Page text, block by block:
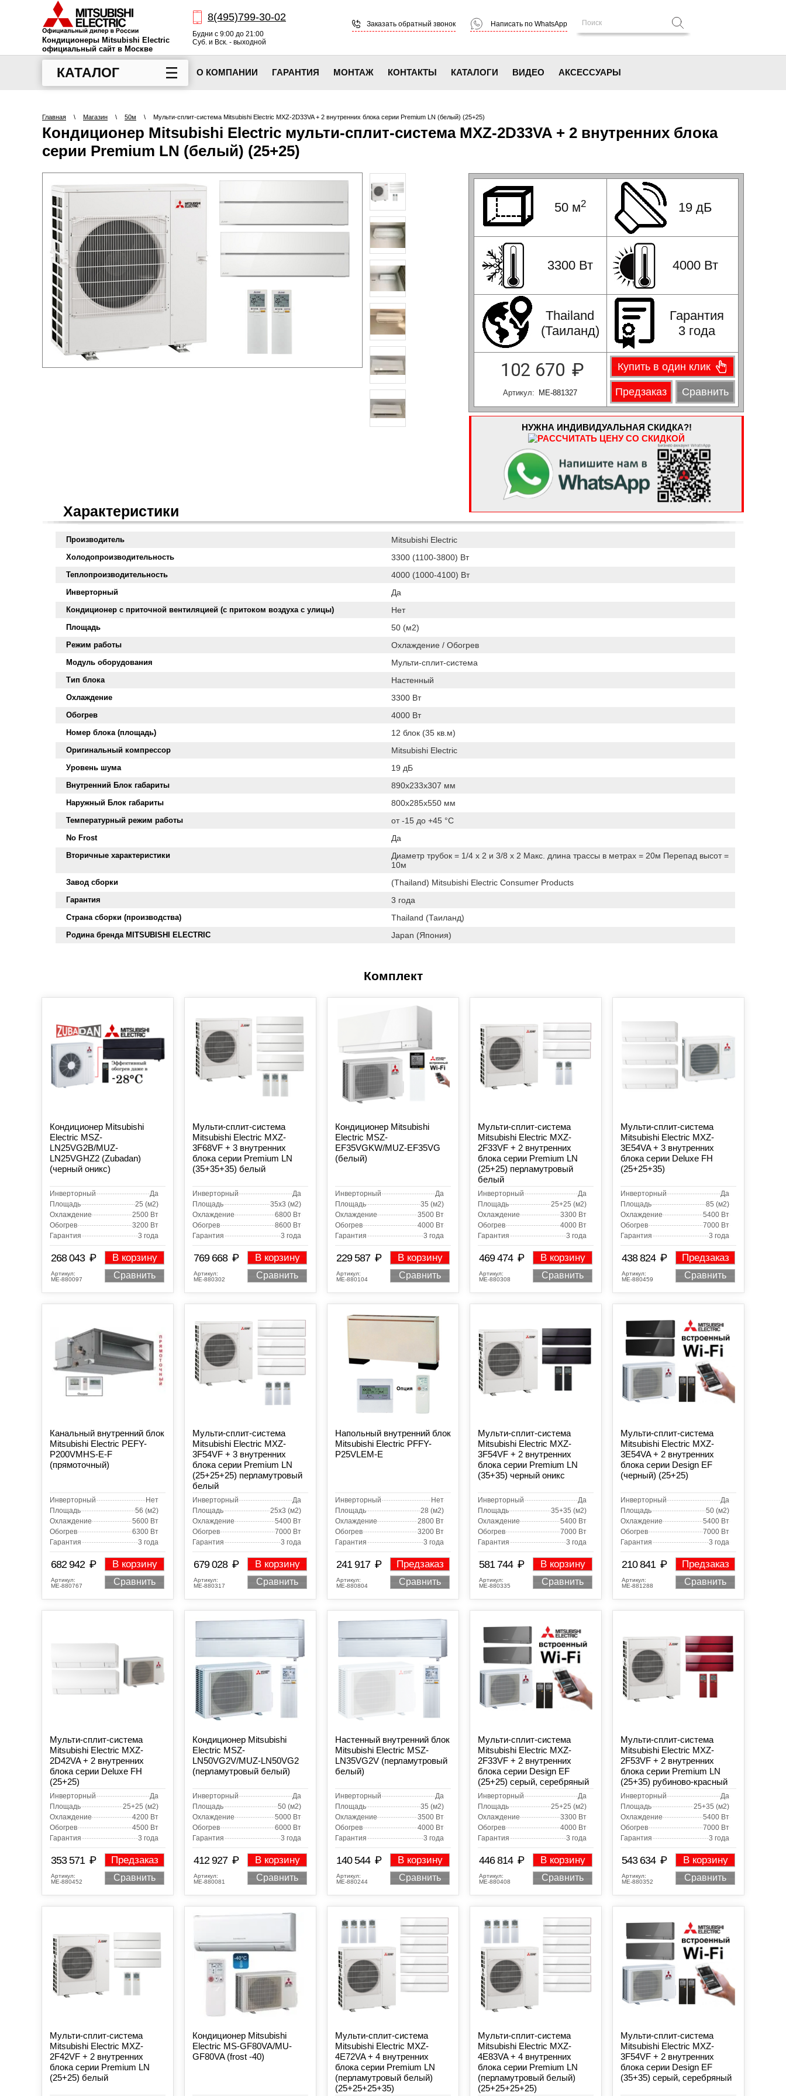
Кондиционеры Mitsubishi Electric
официальный сайт в Москве
8(495)799-30-02
Будни с 9:00 до 21:00
Суб. и Вск. - выходной
Заказать обратный звонок Написать по WhatsApp
КАТАЛОГ О КОМПАНИИ ГАРАНТИЯ МОНТАЖ КОНТАКТЫ КАТАЛОГИ ВИДЕО АКСЕССУАРЫ
Главная \ Магазин \ 50м \ Мульти-сплит-система Mitsubishi Electric MXZ-2D33VA + 2 внутренних блока серии Premium LN (белый) (25+25)
Кондиционер Mitsubishi Electric мульти-сплит-система MXZ-2D33VA + 2 внутренних блока
серии Premium LN (белый) (25+25)
50 м2 19 дБ
3300 Вт 4000 Вт
Thailand
(Таиланд)
Гарантия
3 года
102 670 ₽
Артикул: МЕ-881327
Купить в один клик
Предзаказ Сравнить
НУЖНА ИНДИВИДУАЛЬНАЯ СКИДКА?!
Характеристики
Производитель Mitsubishi Electric
Холодопроизводительность 3300 (1100-3800) Вт
Теплопроизводительность 4000 (1000-4100) Вт
Инверторный Да
Кондиционер с приточной вентиляцией (с притоком воздуха с улицы) Нет
Площадь 50 (м2)
Режим работы Охлаждение / Обогрев
Модуль оборудования Мульти-сплит-система
Тип блока Настенный
Охлаждение 3300 Вт
Обогрев 4000 Вт
Номер блока (площадь) 12 блок (35 кв.м)
Оригинальный компрессор Mitsubishi Electric
Уровень шума 19 дБ
Внутренний Блок габариты 890х233х307 мм
Наружный Блок габариты 800x285x550 мм
Температурный режим работы от -15 до +45 °C
No Frost Да
Вторичные характеристики
Диаметр трубок = 1/4 х 2 и 3/8 х 2 Макс. длина трассы в метрах = 20м Перепад высот =
10м
Завод сборки (Thailand) Mitsubishi Electric Consumer Products
Гарантия 3 года
Страна сборки (производства) Thailand (Таиланд)
Родина бренда MITSUBISHI ELECTRIC Japan (Япония)
Комплект
Кондиционер Mitsubishi
Electric MSZ-
LN25VG2B/MUZ-
LN25VGHZ2 (Zubadan)
(черный оникс)
Инверторный
Да
Площадь
25 (м2)
Охлаждение
2500 Вт
Обогрев
3200 Вт
Гарантия
3 года
268 043 ₽
Артикул:
МЕ-880097
В корзину
Сравнить
Мульти-сплит-система
Mitsubishi Electric MXZ-
3F68VF + 3 внутренних
блока серии Premium LN
(35+35+35) белый
Инверторный
Да
Площадь
35x3 (м2)
Охлаждение
6800 Вт
Обогрев
8600 Вт
Гарантия
3 года
769 668 ₽
Артикул:
МЕ-880302
В корзину
Сравнить
Кондиционер Mitsubishi
Electric MSZ-
EF35VGKW/MUZ-EF35VG
(белый)
Инверторный
Да
Площадь
35 (м2)
Охлаждение
3500 Вт
Обогрев
4000 Вт
Гарантия
3 года
229 587 ₽
Артикул:
МЕ-880104
В корзину
Сравнить
Мульти-сплит-система
Mitsubishi Electric MXZ-
2F33VF + 2 внутренних
блока серии Premium LN
(25+25) перламутровый
белый
Инверторный
Да
Площадь
25+25 (м2)
Охлаждение
3300 Вт
Обогрев
4000 Вт
Гарантия
3 года
469 474 ₽
Артикул:
МЕ-880308
В корзину
Сравнить
Мульти-сплит-система
Mitsubishi Electric MXZ-
3E54VA + 3 внутренних
блока серии Deluxe FH
(25+25+35)
Инверторный
Да
Площадь
85 (м2)
Охлаждение
5400 Вт
Обогрев
7000 Вт
Гарантия
3 года
438 824 ₽
Артикул:
МЕ-880459
Предзаказ
Сравнить
Канальный внутренний блок
Mitsubishi Electric PEFY-
P200VMHS-E-F
(прямоточный)
Инверторный
Нет
Площадь
56 (м2)
Охлаждение
5600 Вт
Обогрев
6300 Вт
Гарантия
3 года
682 942 ₽
Артикул:
МЕ-880767
В корзину
Сравнить
Мульти-сплит-система
Mitsubishi Electric MXZ-
3F54VF + 3 внутренних
блока серии Premium LN
(25+25+25) перламутровый
белый
Инверторный
Да
Площадь
25x3 (м2)
Охлаждение
5400 Вт
Обогрев
7000 Вт
Гарантия
3 года
679 028 ₽
Артикул:
МЕ-880317
В корзину
Сравнить
Напольный внутренний блок
Mitsubishi Electric PFFY-
P25VLEM-E
Инверторный
Нет
Площадь
28 (м2)
Охлаждение
2800 Вт
Обогрев
3200 Вт
Гарантия
3 года
241 917 ₽
Артикул:
МЕ-880804
Предзаказ
Сравнить
Мульти-сплит-система
Mitsubishi Electric MXZ-
3F54VF + 2 внутренних
блока серии Premium LN
(35+35) черный оникс
Инверторный
Да
Площадь
35+35 (м2)
Охлаждение
5400 Вт
Обогрев
7000 Вт
Гарантия
3 года
581 744 ₽
Артикул:
МЕ-880335
В корзину
Сравнить
Мульти-сплит-система
Mitsubishi Electric MXZ-
3E54VA + 2 внутренних
блока серии Design EF
(черный) (25+25)
Инверторный
Да
Площадь
50 (м2)
Охлаждение
5400 Вт
Обогрев
7000 Вт
Гарантия
3 года
210 841 ₽
Артикул:
МЕ-881288
Предзаказ
Сравнить
Мульти-сплит-система
Mitsubishi Electric MXZ-
2D42VA + 2 внутренних
блока серии Deluxe FH
(25+25)
Инверторный
Да
Площадь
25+25 (м2)
Охлаждение
4200 Вт
Обогрев
4500 Вт
Гарантия
3 года
353 571 ₽
Артикул:
МЕ-880452
Предзаказ
Сравнить
Кондиционер Mitsubishi
Electric MSZ-
LN50VG2V/MUZ-LN50VG2
(перламутровый белый)
Инверторный
Да
Площадь
50 (м2)
Охлаждение
5000 Вт
Обогрев
6000 Вт
Гарантия
3 года
412 927 ₽
Артикул:
МЕ-880081
В корзину
Сравнить
Настенный внутренний блок
Mitsubishi Electric MSZ-
LN35VG2V (перламутровый
белый)
Инверторный
Да
Площадь
35 (м2)
Охлаждение
3500 Вт
Обогрев
4000 Вт
Гарантия
3 года
140 544 ₽
Артикул:
МЕ-880244
В корзину
Сравнить
Мульти-сплит-система
Mitsubishi Electric MXZ-
2F33VF + 2 внутренних
блока серии Design EF
(25+25) серый, серебряный
Инверторный
Да
Площадь
25+25 (м2)
Охлаждение
3300 Вт
Обогрев
4000 Вт
Гарантия
3 года
446 814 ₽
Артикул:
МЕ-880408
В корзину
Сравнить
Мульти-сплит-система
Mitsubishi Electric MXZ-
2F53VF + 2 внутренних
блока серии Premium LN
(25+35) рубиново-красный
Инверторный
Да
Площадь
25+35 (м2)
Охлаждение
5400 Вт
Обогрев
7000 Вт
Гарантия
3 года
543 634 ₽
Артикул:
МЕ-880352
В корзину
Сравнить
Мульти-сплит-система
Mitsubishi Electric MXZ-
2F42VF + 2 внутренних
блока серии Premium LN
(25+25) белый
Кондиционер Mitsubishi
Electric MS-GF80VA/MU-
GF80VA (frost -40)
Мульти-сплит-система
Mitsubishi Electric MXZ-
4E72VA + 4 внутренних
блока серии Premium LN
(перламутровый белый)
(25+25+25+35)
Мульти-сплит-система
Mitsubishi Electric MXZ-
4E83VA + 4 внутренних
блока серии Premium LN
(перламутровый белый)
(25+25+25+25)
Мульти-сплит-система
Mitsubishi Electric MXZ-
3F54VF + 2 внутренних
блока серии Design EF
(35+35) серый, серебряный